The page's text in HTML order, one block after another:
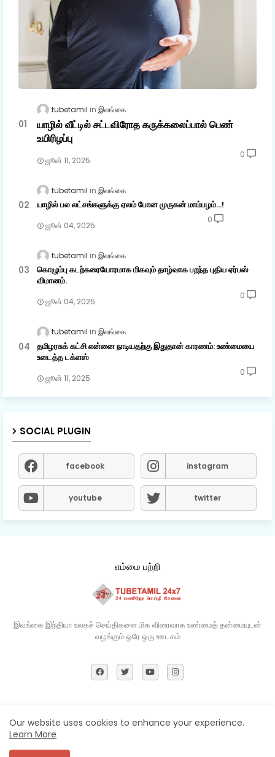
tubetamil இலங்கை
யாழில் வீட்டில் சட்டவிரோத கருக்கலைப்பால் பெண்
உயிரிழப்பு
ஜூன் 11, 2025
0
tubetamil இலங்கை
யாழில் பல லட்சங்களுக்கு ஏலம் போன முருகன் மாம்பழம்...!
ஜூன் 04, 2025
0
tubetamil இலங்கை
கொழும்பு கடற்கரையோரமாக மிகவும் தாழ்வாக பறந்த புதிய ஏர்பஸ்
விமானம்.
ஜூன் 04, 2025
0
tubetamil இலங்கை
தமிழரசுக் கட்சி என்னை நாடியதற்கு இதுதான் காரணம்: உண்மையை
உடைத்த டக்ளஸ்
ஜூன் 11, 2025
0
SOCIAL PLUGIN
facebook instagram
youtube twitter
எம்மை பற்றி
இலங்கை இந்தியா உலகச் செய்திகளை மிக விரைவாக உண்மைத் தன்மையுடன்
வழங்கும் ஒரே ஒரு ஊடகம்​
Home Contact us Privacy Policy
Our website uses cookies to enhance your experience.
Learn More